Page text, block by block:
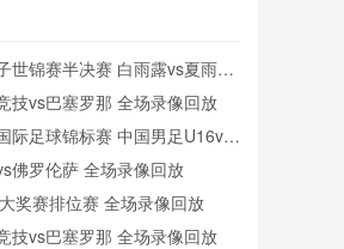
世锦赛半决赛 白雨露vs夏雨滢
技vs巴塞罗那 全场录像回放
际足球锦标赛 中国男足U16vs
佛罗伦萨 全场录像回放
奖赛排位赛 全场录像回放
技vs巴塞罗那 全场录像回放